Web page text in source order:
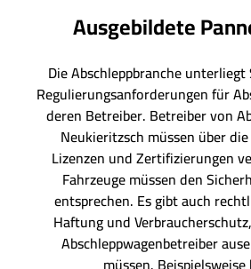
Ausgebildete
Die Abschleppbranche
Regulierungsanforderungen für
deren Betreiber. Betreiber von
Neukieritzsch müssen über
Lizenzen und Zertifizierungen
Fahrzeuge müssen den
entsprechen. Es gibt auch
Haftung und
Abschleppwagenbetreiber